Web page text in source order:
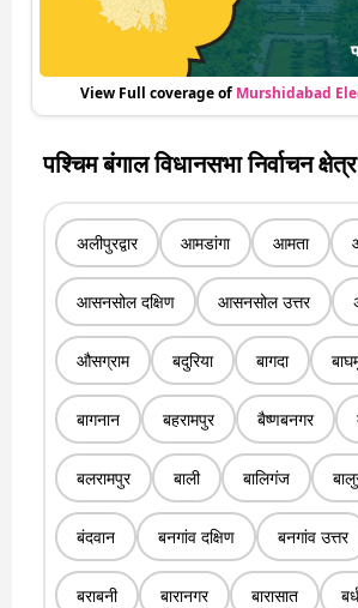
View Full coverage of Murshidabad
पश्चिम बंगाल विधानसभा निर्वाचन क्षेत्र
अलीपुरद्वार आमडांगा आमता
आसनसोल दक्षिण आसनसोल उत्तर
औसग्राम बदुरिया बागदा
बागनान बहरामपुर बैष्णबनगर
बलरामपुर बाली बालिगंज
बंदवान बनगांव दक्षिण बनगांव उत्तर
बराबनी बारानगर बारासात